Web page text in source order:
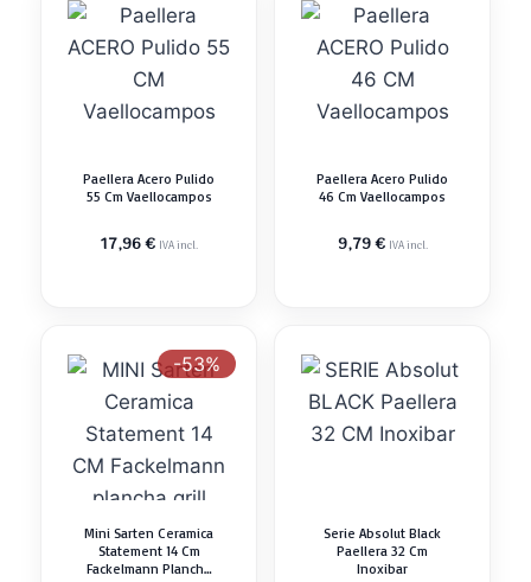
Paellera Acero Pulido
55 Cm Vaellocampos
17,96€ IVA incl.
Paellera Acero Pulido
46 Cm Vaellocampos
9,79€ IVA incl.
-53%
Mini Sarten Ceramica
Statement 14 Cm
Fackelmann Plancha
Serie Absolut Black
Paellera 32 Cm
Inoxibar